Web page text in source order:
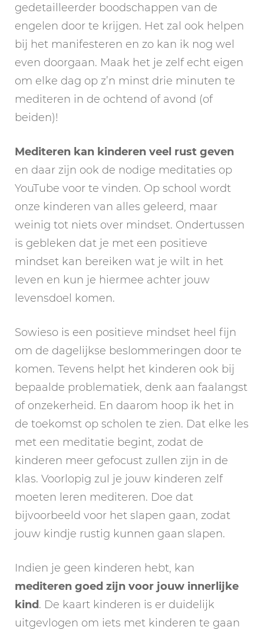
gedetailleerder boodschappen van de
engelen door te krijgen. Het zal ook helpen
bij het manifesteren en zo kan ik nog wel
even doorgaan. Maak het je zelf echt eigen
om elke dag op z’n minst drie minuten te
mediteren in de ochtend of avond (of
beiden)!
Mediteren kan kinderen veel rust geven
en daar zijn ook de nodige meditaties op
YouTube voor te vinden. Op school wordt
onze kinderen van alles geleerd, maar
weinig tot niets over mindset. Ondertussen
is gebleken dat je met een positieve
mindset kan bereiken wat je wilt in het
leven en kun je hiermee achter jouw
levensdoel komen.
Sowieso is een positieve mindset heel fijn
om de dagelijkse beslommeringen door te
komen. Tevens helpt het kinderen ook bij
bepaalde problematiek, denk aan faalangst
of onzekerheid. En daarom hoop ik het in
de toekomst op scholen te zien. Dat elke les
met een meditatie begint, zodat de
kinderen meer gefocust zullen zijn in de
klas. Voorlopig zul je jouw kinderen zelf
moeten leren mediteren. Doe dat
bijvoorbeeld voor het slapen gaan, zodat
jouw kindje rustig kunnen gaan slapen.
Indien je geen kinderen hebt, kan
mediteren goed zijn voor jouw innerlijke
kind. De kaart kinderen is er duidelijk
uitgevlogen om iets met kinderen te gaan